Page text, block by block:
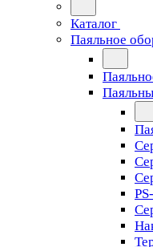
Каталог
Паяльное